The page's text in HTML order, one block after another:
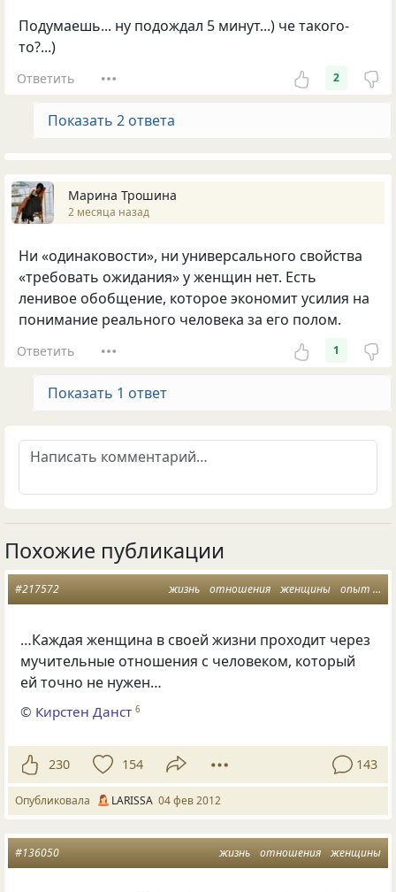
Подумаешь... ну подождал 5 минут...) че такого-
то?...)
Ответить 2
Показать 2 ответа
Марина Трошина
2 месяца назад
Ни «одинаковости», ни универсального свойства
«требовать ожидания» у женщин нет. Есть
ленивое обобщение, которое экономит усилия на
понимание реального человека за его полом.
Ответить 1
Показать 1 ответ
Похожие публикации
жизнь отношения женщины опыт
#217572
…Каждая женщина в своей жизни проходит через
мучительные отношения с человеком, который
ей точно не нужен…
© Кирстен Данст 6
230 154 143
Опубликовала LARISSA 04 фев 2012
жизнь отношения женщины
#136050